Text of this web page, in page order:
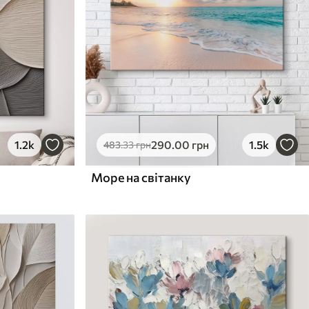
1.2k 483.33грн290.00 грн 1.5k
Море на світанку